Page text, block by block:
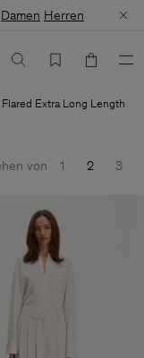
Damen Herren
Flared Extra Long Length
von 1 2 3